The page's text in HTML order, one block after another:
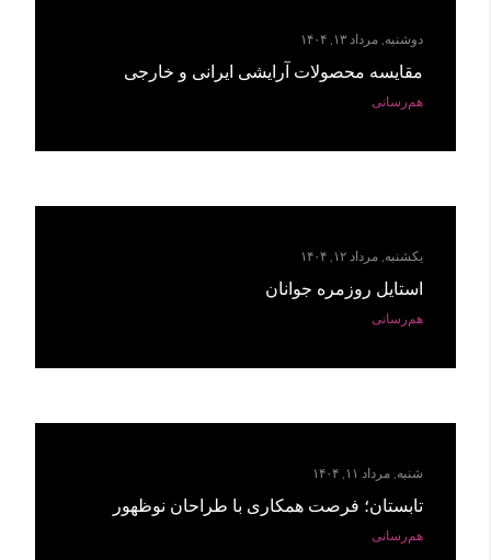
دوشنبه, مرداد ۱۳, ۱۴۰۴
مقایسه محصولات آرایشی ایرانی و خارجی
هم‌رسانی
یکشنبه, مرداد ۱۲, ۱۴۰۴
استایل روزمره جوانان
هم‌رسانی
شنبه, مرداد ۱۱, ۱۴۰۴
تابستان؛ فرصت همکاری با طراحان نوظهور
هم‌رسانی